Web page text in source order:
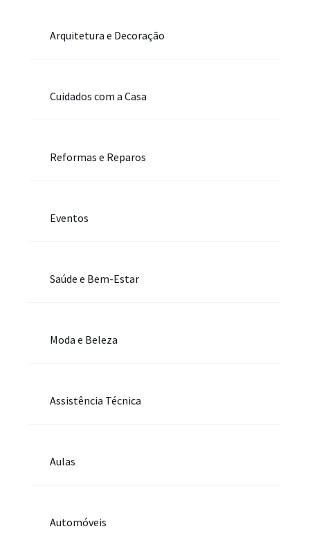
Arquitetura e Decoração
Cuidados com a Casa
Reformas e Reparos
Eventos
Saúde e Bem-Estar
Moda e Beleza
Assistência Técnica
Aulas
Automóveis